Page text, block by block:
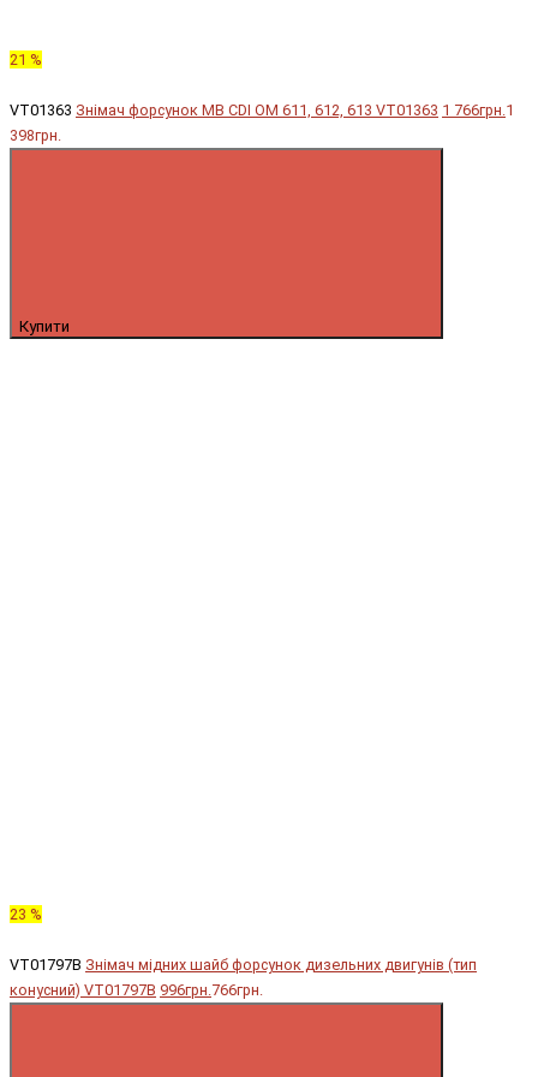
21 %
VT01363 Знімач форсунок MB CDI OM 611, 612, 613 VT01363 1 766грн.1
398грн.
Купити
23 %
VT01797B Знімач мідних шайб форсунок дизельних двигунів (тип
конусний) VT01797B 996грн.766грн.